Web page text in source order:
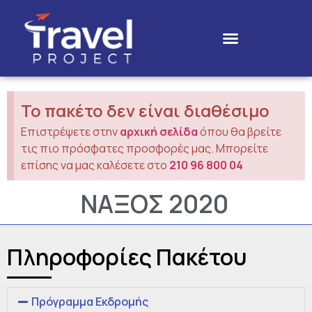
Το πακέτο δεν είναι διαθέσιμο
Επιστρέψετε στηναρχική σελίδαόπου θα βρείτε
τις πιο πρόσφατες προσφορές μας. Μπορείτε
επίσης να μας καλέσετε στο 210 96 800 04
ΝΑΞΟΣ 2020
Πληροφορίες Πακέτου
Πρόγραμμα Εκδρομής